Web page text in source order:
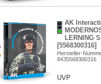
AK
LERNING
[5568300316]
Hersteller-
8435568300316
UVP